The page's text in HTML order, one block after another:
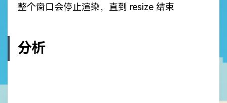
整个窗口会停止渲染，直到 resize 结束
分析